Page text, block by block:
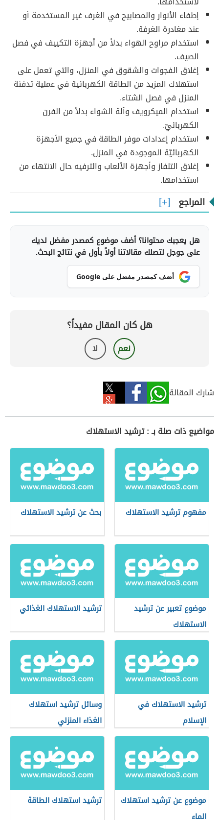
إطفاء الأنوار والمصابيح في الغرف غير المستخدمة أو
عند مغادرة الغرفة.
استخدام مراوح الهواء بدلاً من أجهزة التكييف في فصل
الصيف.
إغلاق الفجوات والشقوق في المنزل، والتي تعمل على
استهلاك المزيد من الطاقة الكهربائية في عملية تدفئة
المنزل في فصل الشتاء.
استخدام الميكرويف وآلة الشواء بدلاً من الفرن
الكهربائيّ.
استخدام إعدادات موفر الطاقة في جميع الأجهزة
الكهربائيّة الموجودة في المنزل.
إغلاق التلفاز وأجهزة الألعاب والترفيه حال الانتهاء من
استخدامها.
المراجع
هل يعجبك محتوانا؟ أضف موضوع كمصدر مفضل لديك
على جوجل لتصلك مقالاتنا أولاً بأول في نتائج البحث.
أضف كمصدر مفضل على Google
هل كان المقال مفيداً؟
نعم لا
شارك المقالة
مواضيع ذات صلة بـ : ترشيد الاستهلاك
مفهوم ترشيد الاستهلاك بحث عن ترشيد الاستهلاك
موضوع تعبير عن ترشيد
الاستهلاك
ترشيد الاستهلاك الغذائي
ترشيد الاستهلاك في
الإسلام
وسائل ترشيد استهلاك
الغذاء المنزلي
موضوع عن ترشيد استهلاك
الماء
ترشيد استهلاك الطاقة